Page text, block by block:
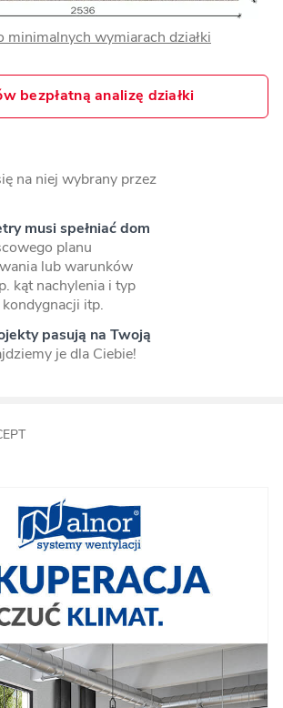
minimalnych wymiarach działki
bezpłatną analizę działki
na niej wybrany przez
musi spełniać dom
planu
lub warunków
kąt nachylenia i typ
itp.
pasują na Twoją
je dla Ciebie!